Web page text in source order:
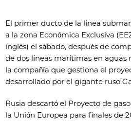
El primer ducto de la línea
a la zona Económica Exclusiva
inglés) el sábado, después de
de dos líneas marítimas en aguas
la compañía que gestiona el
desarrollado por el gigante ruso
Rusia descartó el Proyecto de
la Unión Europea para finales de